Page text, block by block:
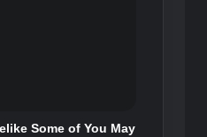
Some of You May